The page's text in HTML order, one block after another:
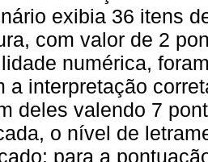
exibia 36 itens
com valor de 2
numérica,
a interpretação
deles valendo 7
o nível de
para a